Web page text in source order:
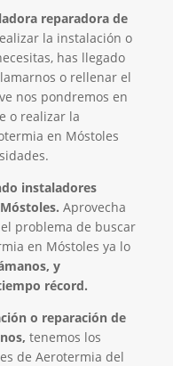
reparadora de
la instalación o
has llegado
o rellenar el
nos pondremos en
o realizar la
en Móstoles
instaladores
Aprovecha
problema de buscar
en Móstoles ya lo
y
récord.
o reparación de
tenemos los
de Aerotermia del